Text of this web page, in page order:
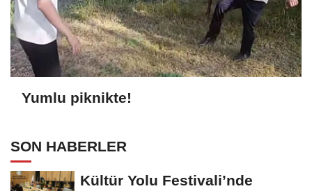
Yumlu piknikte!
SON HABERLER
Kültür Yolu Festivali’nde